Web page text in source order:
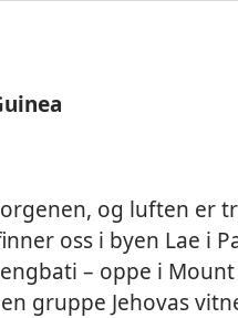
og luften er
oss i byen Lae i
– oppe i
gruppe Jehovas